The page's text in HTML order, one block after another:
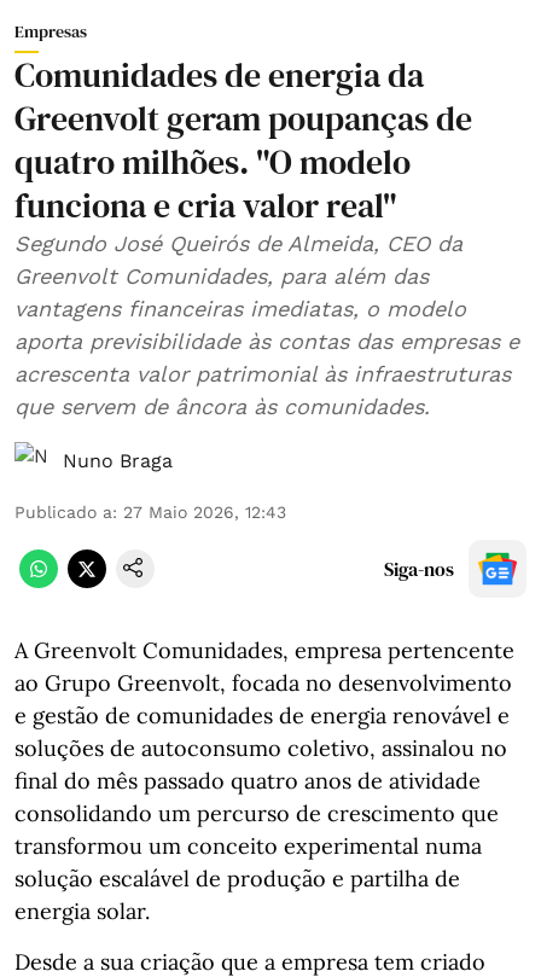
Empresas
Comunidades de energia da
Greenvolt geram poupanças de
quatro milhões. "O modelo
funciona e cria valor real"
Segundo José Queirós de Almeida, CEO da
Greenvolt Comunidades, para além das
vantagens financeiras imediatas, o modelo
aporta previsibilidade às contas das empresas e
acrescenta valor patrimonial às infraestruturas
que servem de âncora às comunidades.
Nuno Braga
Publicado a: 27 Maio 2026, 12:43
Siga-nos
A Greenvolt Comunidades, empresa pertencente
ao Grupo Greenvolt, focada no desenvolvimento
e gestão de comunidades de energia renovável e
soluções de autoconsumo coletivo, assinalou no
final do mês passado quatro anos de atividade
consolidando um percurso de crescimento que
transformou um conceito experimental numa
solução escalável de produção e partilha de
energia solar.
Desde a sua criação que a empresa tem criado